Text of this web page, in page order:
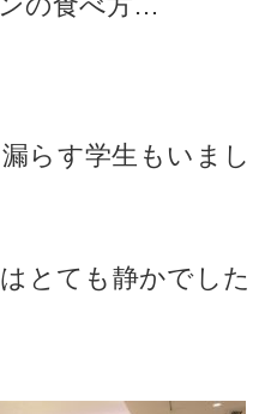
らす学生もいまし
とても静かでした